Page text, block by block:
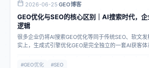
2026-06-25·GEO博客
GEO优化与SEO的核心区别｜AI搜索时代，
逻辑
很多企业仍将AI搜索GEO优化等同于传统SEO、软文
实上，生成式引擎优化GEO是完全独立的一套AI获客
误区。
#GEO优化 #SEO